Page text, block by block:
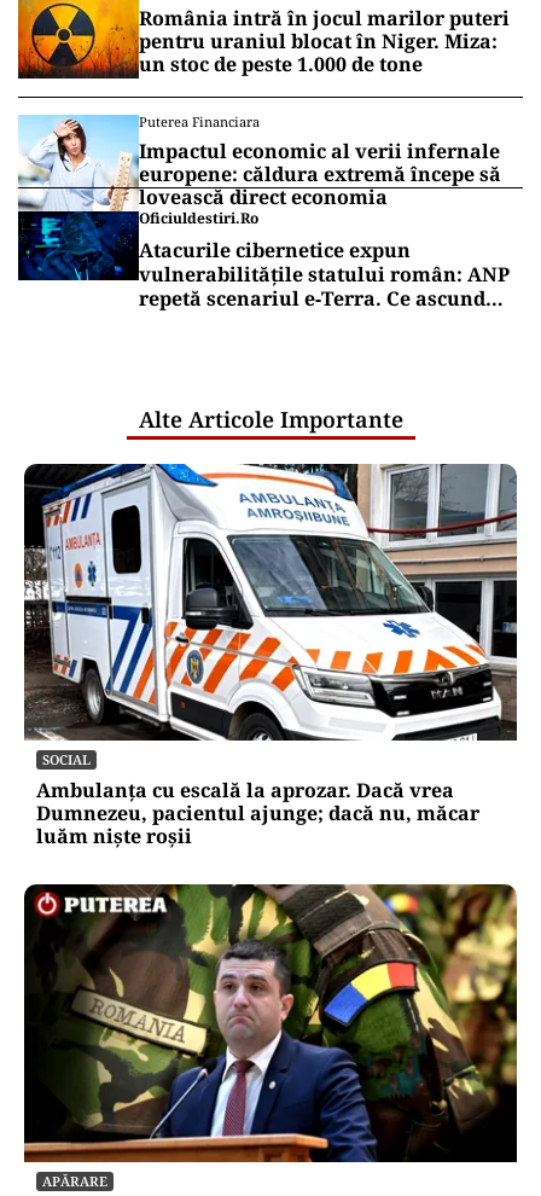
România intră în jocul marilor puteri
pentru uraniul blocat în Niger. Miza:
un stoc de peste 1.000 de tone
Puterea Financiara
Impactul economic al verii infernale
europene: căldura extremă începe să
lovească direct economia
Oficiuldestiri.ro
Atacurile cibernetice expun
vulnerabilitățile statului român: ANP
repetă scenariul e‑Terra. Ce ascund
Alte Articole Importante
SOCIAL
Ambulanța cu escală la aprozar. Dacă vrea
Dumnezeu, pacientul ajunge; dacă nu, măcar
luăm niște roșii
APĂRARE